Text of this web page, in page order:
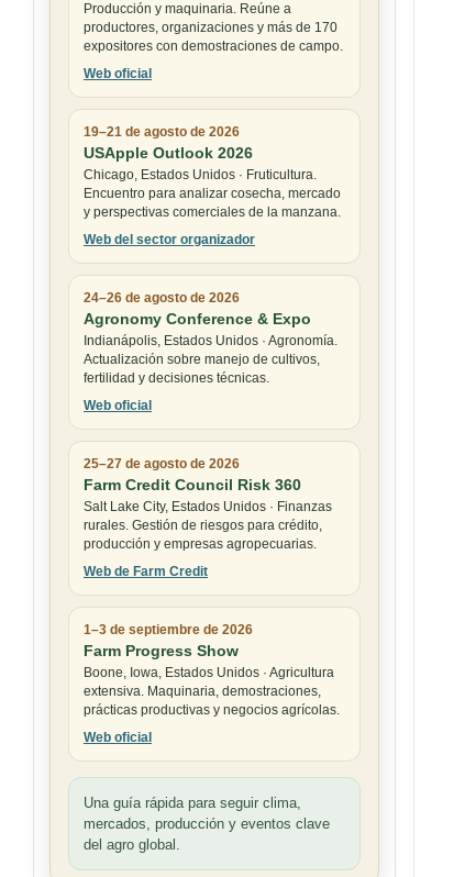
Producción y maquinaria. Reúne a
productores, organizaciones y más de 170
expositores con demostraciones de campo.
Web oficial
19–21 de agosto de 2026
USApple Outlook 2026
Chicago, Estados Unidos · Fruticultura.
Encuentro para analizar cosecha, mercado
y perspectivas comerciales de la manzana.
Web del sector organizador
24–26 de agosto de 2026
Agronomy Conference & Expo
Indianápolis, Estados Unidos · Agronomía.
Actualización sobre manejo de cultivos,
fertilidad y decisiones técnicas.
Web oficial
25–27 de agosto de 2026
Farm Credit Council Risk 360
Salt Lake City, Estados Unidos · Finanzas
rurales. Gestión de riesgos para crédito,
producción y empresas agropecuarias.
Web de Farm Credit
1–3 de septiembre de 2026
Farm Progress Show
Boone, Iowa, Estados Unidos · Agricultura
extensiva. Maquinaria, demostraciones,
prácticas productivas y negocios agrícolas.
Web oficial
Una guía rápida para seguir clima,
mercados, producción y eventos clave
del agro global.